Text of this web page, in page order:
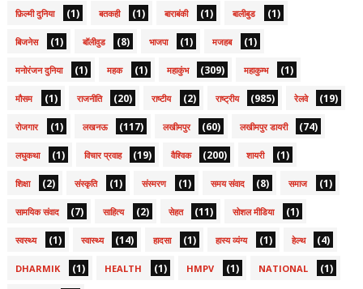
फ़िल्मी दुनिया (1) बतकही (1) बाराबंकी (1) बालीबुड (1)
बिजनेस (1) बॉलीवुड (8) भाजपा (1) मजहब (1)
मनोरंजन दुनिया (1) महक (1) महाकुंभ (309) महाकुम्भ (1)
मौसम (1) राजनीति (20) राष्टीय (2) राष्ट्रीय (985) रेलवे (19)
रोजगार (1) लखनऊ (117) लखीमपुर (60) लखीमपुर डायरी (74)
लघुकथा (1) विचार प्रवाह (19) वैश्विक (200) शायरी (1)
शिक्षा (2) संस्कृति (1) संस्मरण (1) समय संवाद (8) समाज (1)
सामयिक संवाद (7) साहित्य (2) सेहत (11) सोशल मीडिया (1)
स्वस्थ्य (1) स्वास्थ्य (14) हादसा (1) हास्य व्यंग्य (1) हेल्थ (4)
DHARMIK (1) HEALTH (1) HMPV (1) NATIONAL (1)